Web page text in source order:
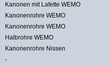
Kanonen mit Lafette WEMO
Kanonenrohre WEMO
Kanonenrohre WEMO
Halbrohre WEMO
Kanonenrohre Nissen
-